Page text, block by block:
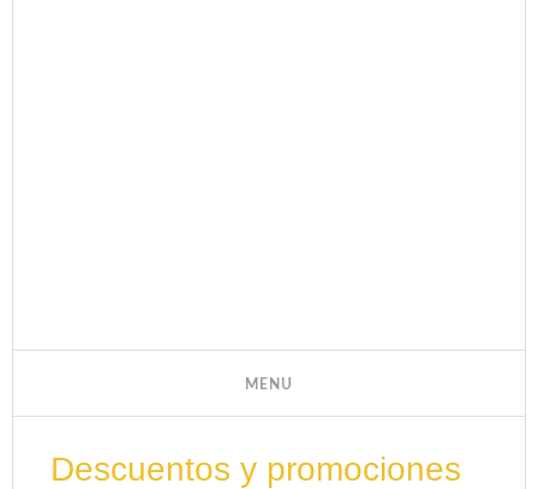
Descuentos y promociones